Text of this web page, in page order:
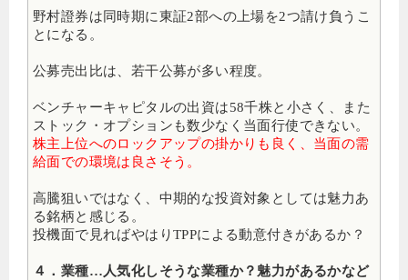
野村證券は同時期に東証2部への上場を2つ請け負うこ
とになる。
公募売出比は、若干公募が多い程度。
ベンチャーキャピタルの出資は58千株と小さく、また
ストック・オプションも数少なく当面行使できない。
株主上位へのロックアップの掛かりも良く、当面の需
給面での環境は良さそう。
高騰狙いではなく、中期的な投資対象としては魅力あ
る銘柄と感じる。
投機面で見ればやはりTPPによる動意付きがあるか？
４．業種…人気化しそうな業種か？魅力があるかなど